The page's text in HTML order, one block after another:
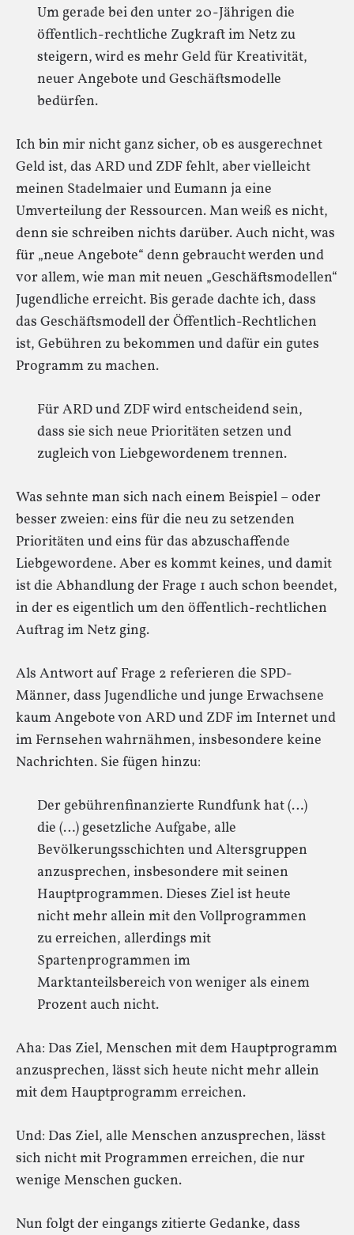
Um gerade bei den unter 20-Jährigen die
öffentlich-rechtliche Zugkraft im Netz zu
steigern, wird es mehr Geld für Kreativität,
neuer Angebote und Geschäftsmodelle
bedürfen.
Ich bin mir nicht ganz sicher, ob es ausgerechnet
Geld ist, das ARD und ZDF fehlt, aber vielleicht
meinen Stadelmaier und Eumann ja eine
Umverteilung der Ressourcen. Man weiß es nicht,
denn sie schreiben nichts darüber. Auch nicht, was
für „neue Angebote“ denn gebraucht werden und
vor allem, wie man mit neuen „Geschäftsmodellen“
Jugendliche erreicht. Bis gerade dachte ich, dass
das Geschäftsmodell der Öffentlich-Rechtlichen
ist, Gebühren zu bekommen und dafür ein gutes
Programm zu machen.
Für ARD und ZDF wird entscheidend sein,
dass sie sich neue Prioritäten setzen und
zugleich von Liebgewordenem trennen.
Was sehnte man sich nach einem Beispiel – oder
besser zweien: eins für die neu zu setzenden
Prioritäten und eins für das abzuschaffende
Liebgewordene. Aber es kommt keines, und damit
ist die Abhandlung der Frage 1 auch schon beendet,
in der es eigentlich um den öffentlich-rechtlichen
Auftrag im Netz ging.
Als Antwort auf Frage 2 referieren die SPD-
Männer, dass Jugendliche und junge Erwachsene
kaum Angebote von ARD und ZDF im Internet und
im Fernsehen wahrnähmen, insbesondere keine
Nachrichten. Sie fügen hinzu:
Der gebührenfinanzierte Rundfunk hat (…)
die (…) gesetzliche Aufgabe, alle
Bevölkerungsschichten und Altersgruppen
anzusprechen, insbesondere mit seinen
Hauptprogrammen. Dieses Ziel ist heute
nicht mehr allein mit den Vollprogrammen
zu erreichen, allerdings mit
Spartenprogrammen im
Marktanteilsbereich von weniger als einem
Prozent auch nicht.
Aha: Das Ziel, Menschen mit dem Hauptprogramm
anzusprechen, lässt sich heute nicht mehr allein
mit dem Hauptprogramm erreichen.
Und: Das Ziel, alle Menschen anzusprechen, lässt
sich nicht mit Programmen erreichen, die nur
wenige Menschen gucken.
Nun folgt der eingangs zitierte Gedanke, dass